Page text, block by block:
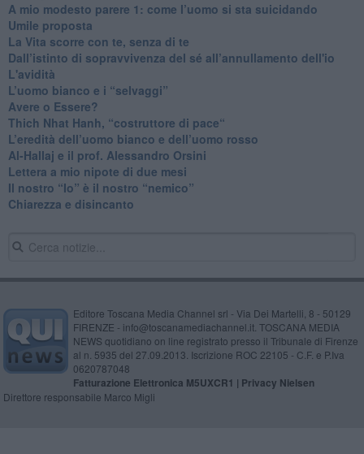
​A mio modesto parere 1: come l’uomo si sta suicidando
​Umile proposta
​La Vita scorre con te, senza di te
​Dall’istinto di sopravvivenza del sé all’annullamento dell'io
L'avidità
​L’uomo bianco e i “selvaggi”
​Avere o Essere?
​Thich Nhat Hanh, “costruttore di pace“
​L’eredità dell’uomo bianco e dell’uomo rosso
Al-Hallaj e il prof. Alessandro Orsini
​Lettera a mio nipote di due mesi
​Il nostro “Io” è il nostro “nemico”
​Chiarezza e disincanto
Editore Toscana Media Channel srl - Via Dei Martelli, 8 - 50129
FIRENZE - info@toscanamediachannel.it. TOSCANA MEDIA
NEWS quotidiano on line registrato presso il Tribunale di Firenze
al n. 5935 del 27.09.2013. Iscrizione ROC 22105 - C.F. e P.Iva
0620787048
Fatturazione Elettronica M5UXCR1 | Privacy Nielsen
Direttore responsabile Marco Migli